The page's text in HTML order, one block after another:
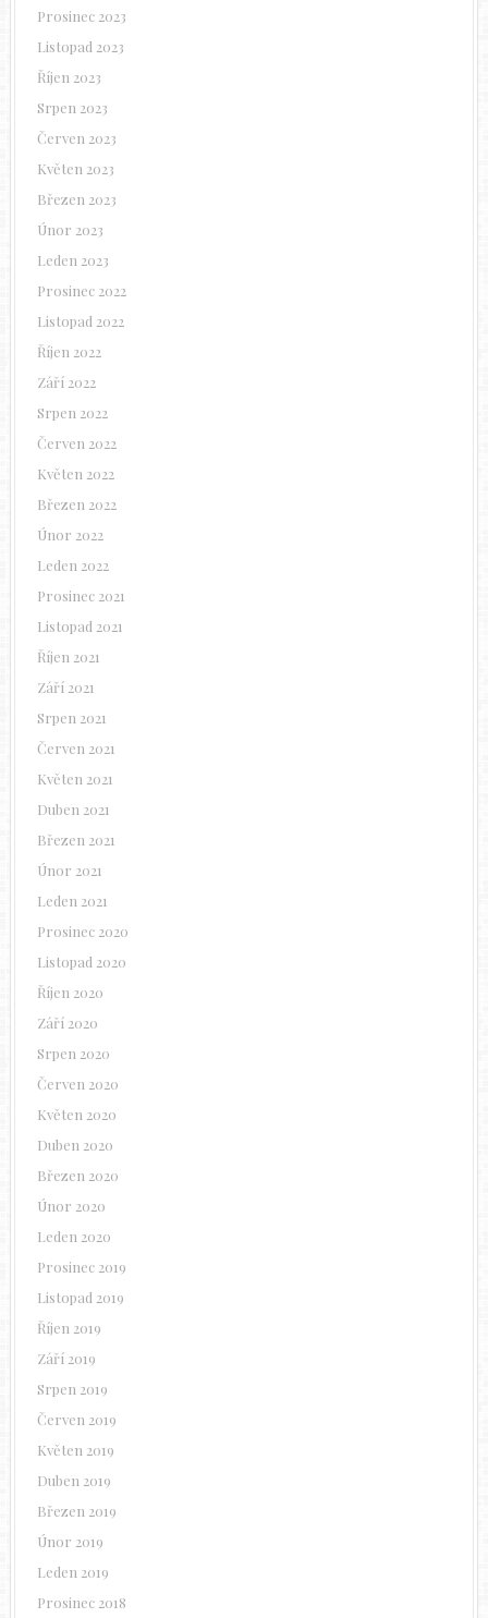
Prosinec 2023
Listopad 2023
Říjen 2023
Srpen 2023
Červen 2023
Květen 2023
Březen 2023
Únor 2023
Leden 2023
Prosinec 2022
Listopad 2022
Říjen 2022
Září 2022
Srpen 2022
Červen 2022
Květen 2022
Březen 2022
Únor 2022
Leden 2022
Prosinec 2021
Listopad 2021
Říjen 2021
Září 2021
Srpen 2021
Červen 2021
Květen 2021
Duben 2021
Březen 2021
Únor 2021
Leden 2021
Prosinec 2020
Listopad 2020
Říjen 2020
Září 2020
Srpen 2020
Červen 2020
Květen 2020
Duben 2020
Březen 2020
Únor 2020
Leden 2020
Prosinec 2019
Listopad 2019
Říjen 2019
Září 2019
Srpen 2019
Červen 2019
Květen 2019
Duben 2019
Březen 2019
Únor 2019
Leden 2019
Prosinec 2018